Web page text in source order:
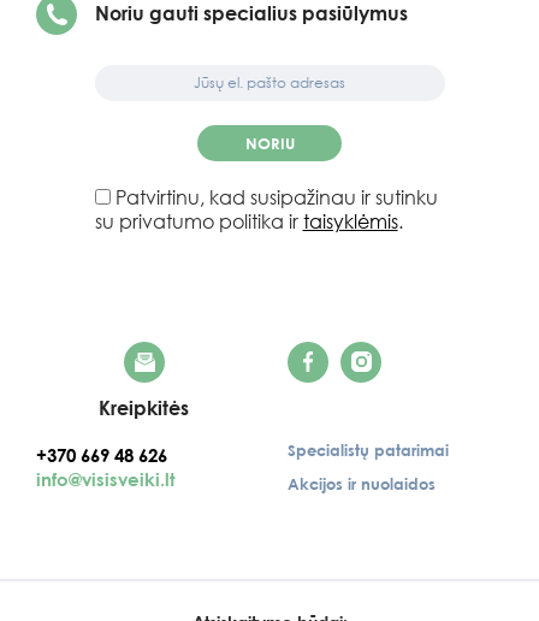
Kreipkitės
+370 669 48 626
info@visisveiki.lt
Noriu gauti specialius pasiūlymus
NORIU
Patvirtinu, kad susipažinau ir sutinku
su privatumo politika ir taisyklėmis.
Specialistų patarimai
Akcijos ir nuolaidos